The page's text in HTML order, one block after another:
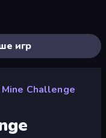
игр
Challenge